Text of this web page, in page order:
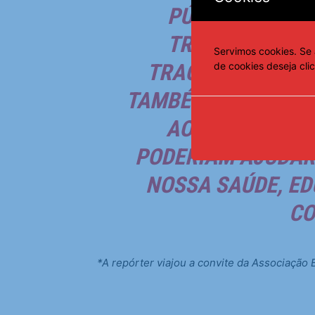
PÚBLICAS.
TRÂNSITO
TRAGÉDIAS
TAMBÉM UM
AO DRENAR
PODERIAM
NOSSA SAÚDE,
*A repórter viajou a convite da Associação
Servimos cookies.
de cookies deseja